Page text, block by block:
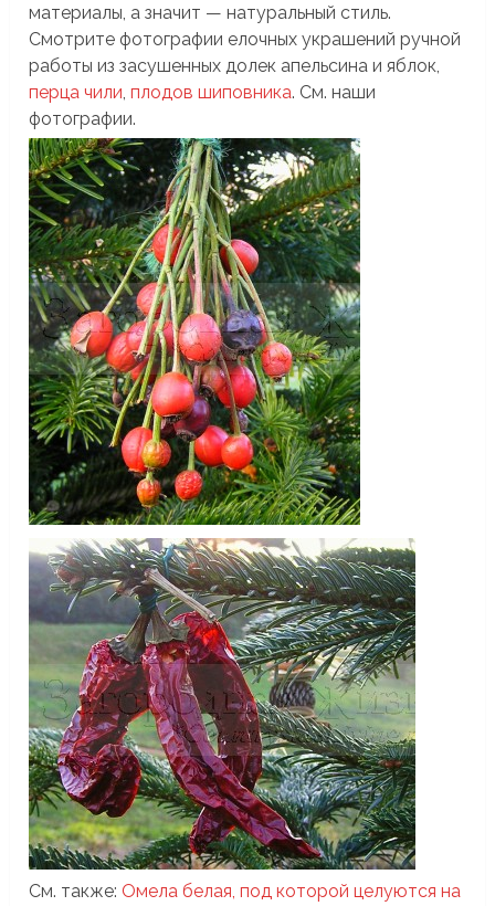
материалы, а значит — натуральный стиль.
Смотрите фотографии елочных украшений ручной
работы из засушенных долек апельсина и яблок,
перца чили ,плодов шиповника. См. наши
фотографии.
См. также: Омела белая, под которой целуются на